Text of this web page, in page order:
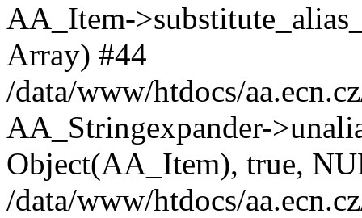
AA_Item-
Array) #44
/data/www/htdocs/
AA_Stringexpander-
Object(AA_Item), true,
/data/www/htdocs/